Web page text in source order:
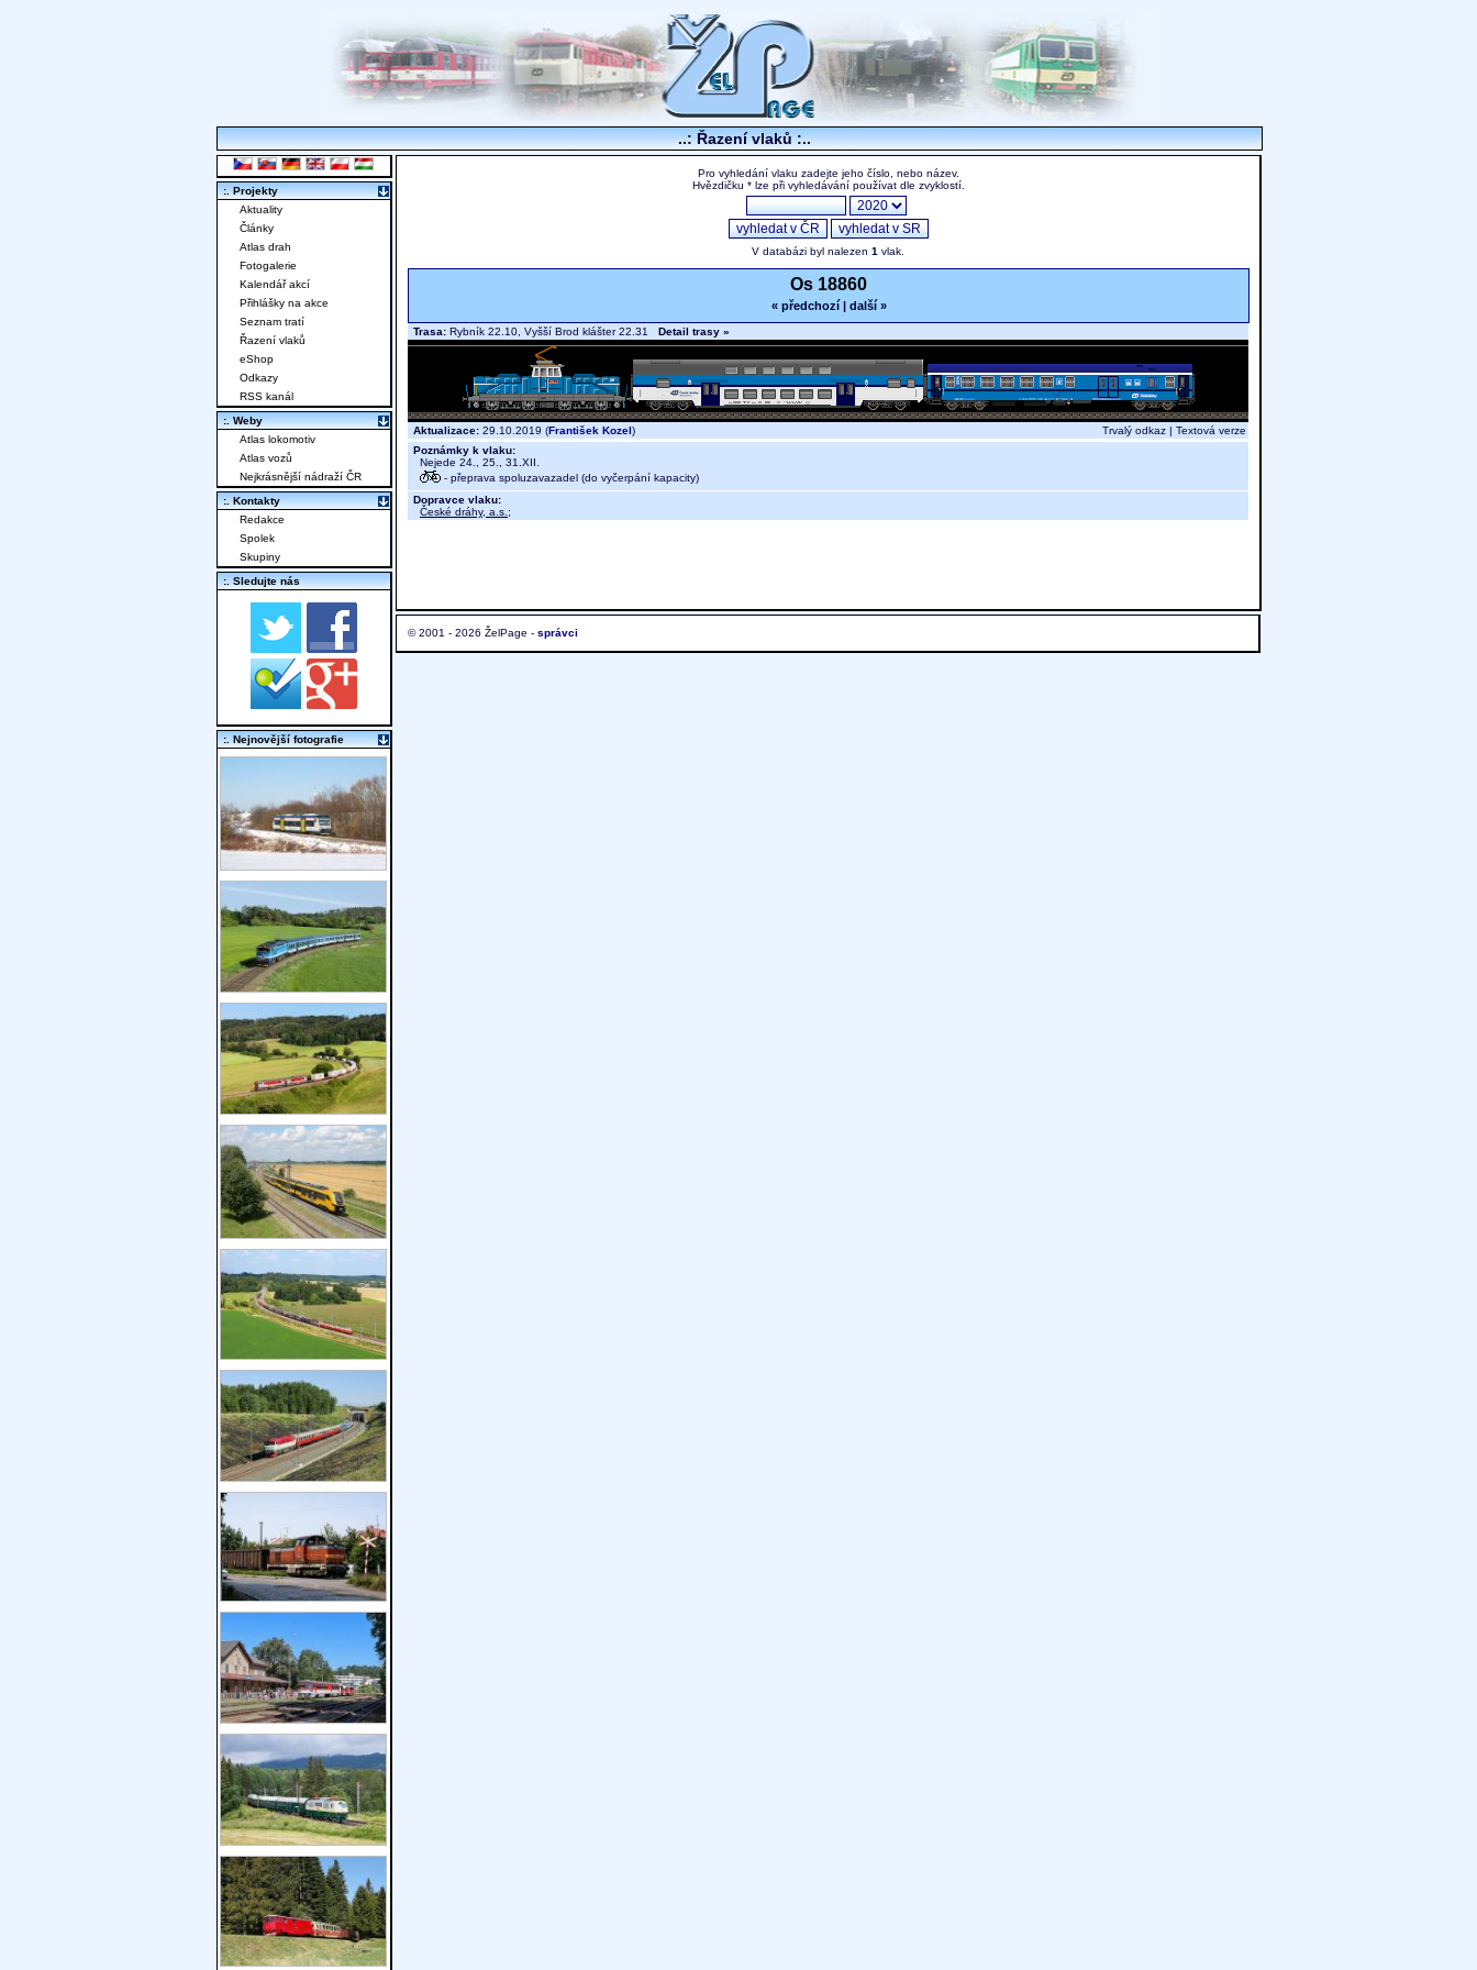
..: Řazení vlaků :..
Pro vyhledání vlaku zadejte jeho číslo, nebo název.
Hvězdičku * lze při vyhledávání používat dle zvyklostí.
V databázi byl nalezen 1 vlak.
Os 18860
« předchozí| další »
Trasa: Rybník 22.10, Vyšší Brod klášter 22.31 Detail trasy »
Aktualizace: 29.10.2019 (František Kozel) Trvalý odkaz | Textová verze
Poznámky k vlaku:
Nejede 24., 25., 31.XII.
- přeprava spoluzavazadel (do vyčerpání kapacity)
Dopravce vlaku:
České dráhy, a.s. ;
© 2001 - 2026 ŽelPage - správci
:. Projekty
Aktuality
Články
Atlas drah
Fotogalerie
Kalendář akcí
Přihlášky na akce
Seznam tratí
Řazení vlaků
eShop
Odkazy
RSS kanál
:. Weby
Atlas lokomotiv
Atlas vozů
Nejkrásnější nádraží ČR
:. Kontakty
Redakce
Spolek
Skupiny
:. Sledujte nás
:. Nejnovější fotografie